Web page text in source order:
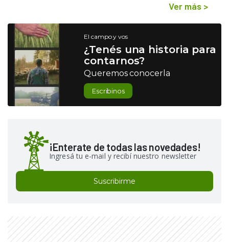
Ver más >
El campo y vos
¿Tenés una historia para
contarnos?
Queremos conocerla
Escribinos
¡Enterate de todas las novedades!
Ingresá tu e-mail y recibí nuestro newsletter
Suscribirme